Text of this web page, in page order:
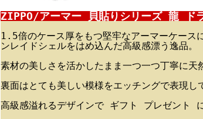
ZIPPO/アーマー 貝貼りシリーズ 龍 ド
1.5倍のケース厚をもつ堅牢なアーマーケー
ンレイドシェルをはめ込んだ高級感漂う逸品。
素材の美しさを活かしたまま一つ一つ丁寧に天
裏面はとても美しい模様をエッチングで表現し
高級感溢れるデザインで ギフト プレゼント